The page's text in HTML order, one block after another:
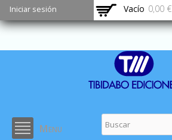
Pasar al
contenido
principal
Iniciar sesión Vacío 0,00 €
Menu